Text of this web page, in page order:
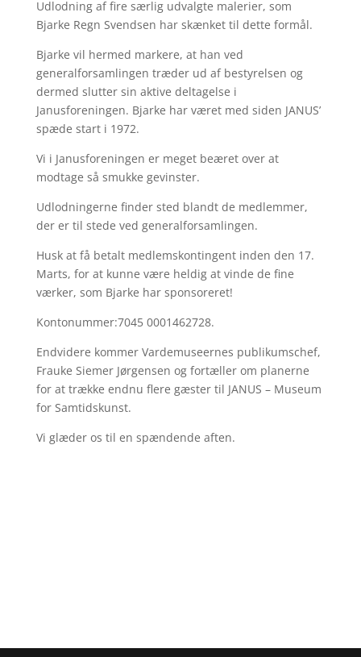
Udlodning af fire særlig udvalgte malerier, som
Bjarke Regn Svendsen har skænket til dette formål.
Bjarke vil hermed markere, at han ved
generalforsamlingen træder ud af bestyrelsen og
dermed slutter sin aktive deltagelse i
Janusforeningen. Bjarke har været med siden JANUS’
spæde start i 1972.
Vi i Janusforeningen er meget beæret over at
modtage så smukke gevinster.
Udlodningerne finder sted blandt de medlemmer,
der er til stede ved generalforsamlingen.
Husk at få betalt medlemskontingent inden den 17.
Marts, for at kunne være heldig at vinde de fine
værker, som Bjarke har sponsoreret!
Kontonummer:7045 0001462728.
Endvidere kommer Vardemuseernes publikumschef,
Frauke Siemer Jørgensen og fortæller om planerne
for at trække endnu flere gæster til JANUS – Museum
for Samtidskunst.
Vi glæder os til en spændende aften.